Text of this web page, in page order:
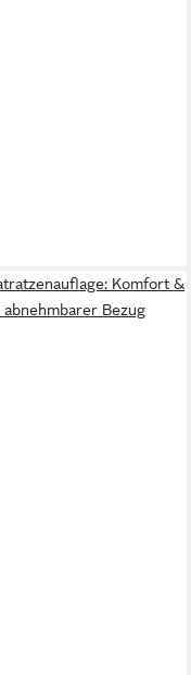
Komfort &
Bezug